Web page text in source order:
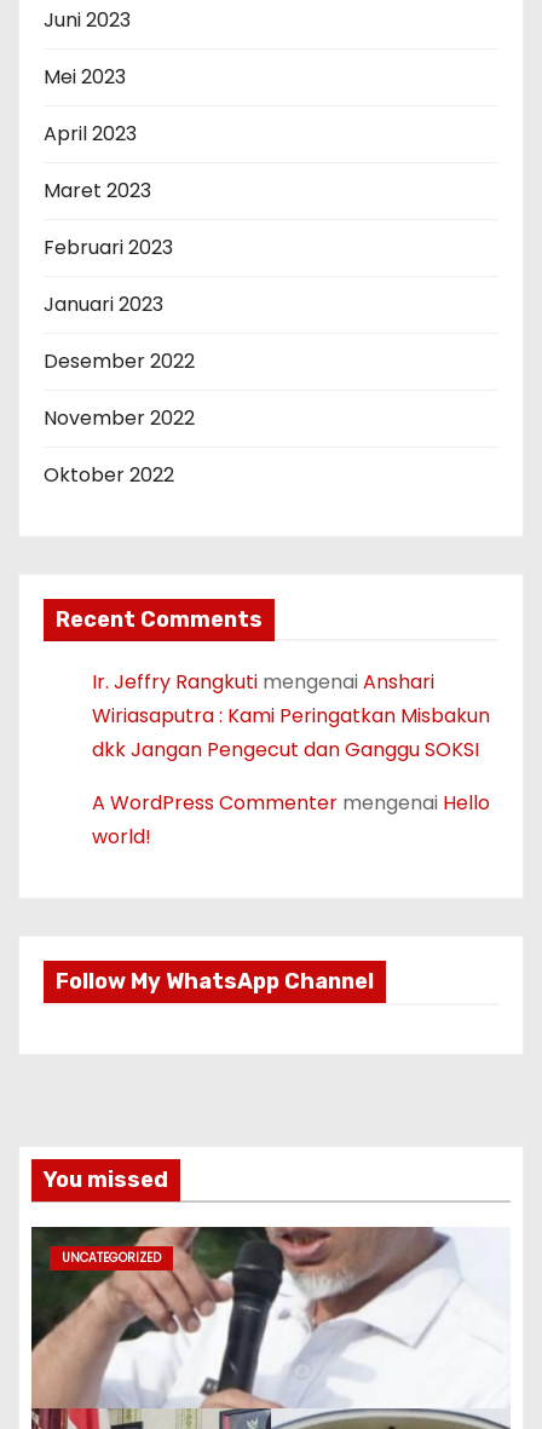
Juni 2023
Mei 2023
April 2023
Maret 2023
Februari 2023
Januari 2023
Desember 2022
November 2022
Oktober 2022
Recent Comments
Ir. Jeffry Rangkuti mengenaiAnshari
Wiriasaputra : Kami Peringatkan Misbakun
dkk Jangan Pengecut dan Ganggu SOKSI
A WordPress Commenter mengenai Hello
world!
Follow My WhatsApp Channel
You missed
UNCATEGORIZED